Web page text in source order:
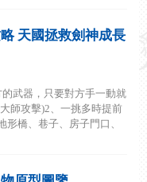
天國拯救劍神成長
武器，只要對方手一動就
師攻擊)2、一挑多時提前
橋、巷子、房子門口、